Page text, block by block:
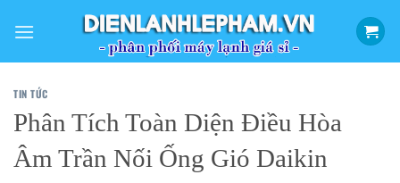
qua
TIN TỨC
Phân Tích Toàn Diện Điều Hòa
Âm Trần Nối Ống Gió Daikin